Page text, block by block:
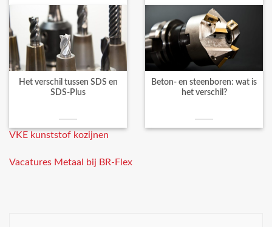
Het verschil tussen SDS en
SDS-Plus
Beton- en steenboren: wat is
het verschil?
VKE kunststof kozijnen
Vacatures Metaal bij BR-Flex